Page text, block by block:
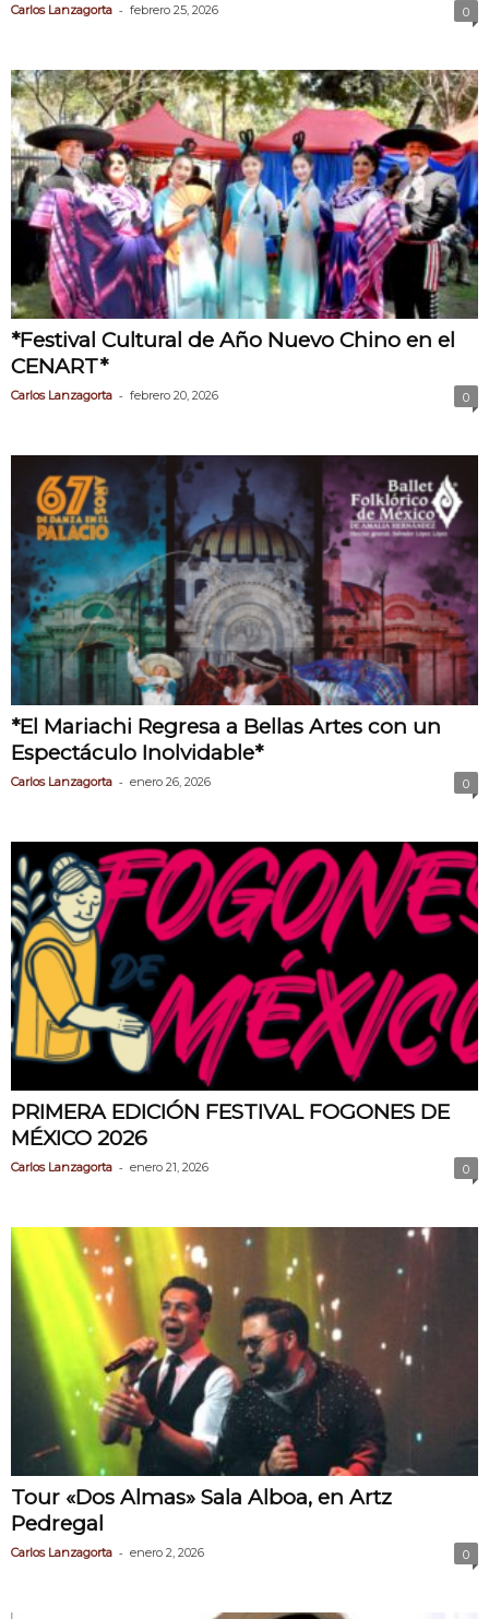
Carlos Lanzagorta - febrero 25, 2026 0
*Festival Cultural de Año Nuevo Chino en el
CENART*
Carlos Lanzagorta - febrero 20, 2026 0
*El Mariachi Regresa a Bellas Artes con un
Espectáculo Inolvidable*
Carlos Lanzagorta - enero 26, 2026 0
PRIMERA EDICIÓN FESTIVAL FOGONES DE
MÉXICO 2026
Carlos Lanzagorta - enero 21, 2026 0
Tour «Dos Almas» Sala Alboa, en Artz
Pedregal
Carlos Lanzagorta - enero 2, 2026 0